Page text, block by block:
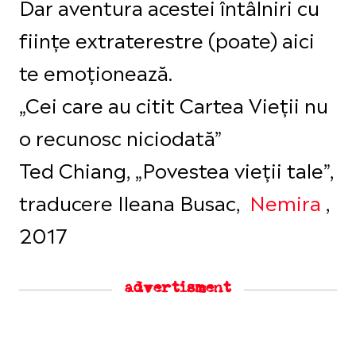
ființe extraterestre (poate) aici
te emoționează.
„Cei care au citit Cartea Vieții nu
o recunosc niciodată”
Ted Chiang, „Povestea vieții tale”,
traducere Ileana Busac, Nemira ,
2017
advertisment